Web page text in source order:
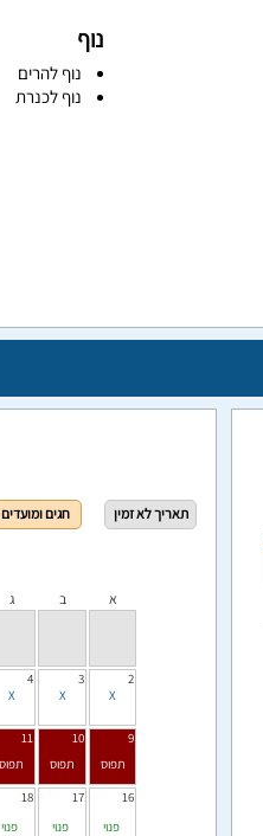
נוף
נוף להרים
נוף לכנרת
תאריך לא זמין חגים ומועדים
א
ב ג
2
3
4
9
10
11
16
פנוי
17
פנוי
18
פנוי